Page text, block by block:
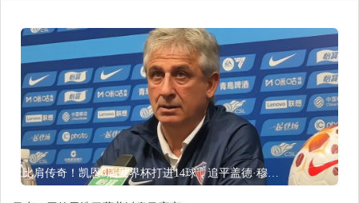
比肩传奇！凯恩3届世界杯打进14球，追平盖德·穆勒并排前史第5